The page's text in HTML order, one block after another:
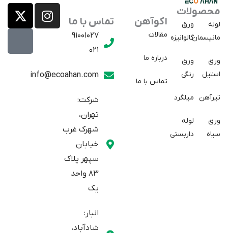
محصولات
لوله
مانیسمان
ورق
استیل
تیرآهن
ورق
سیاه
ورق
گالوانیزه
ورق
رنگی
میلگرد
لوله
داربستی
اکوآهن
مقالات
درباره ما
تماس با ما
تماس با ما
91001027
021
info@ecoahan.com
شرکت:
تهران،
شهرک غرب
خیابان
سپهر پلاک
83 واحد
یک
انبار:
شادآباد،
I
n
g
X
-
E
a